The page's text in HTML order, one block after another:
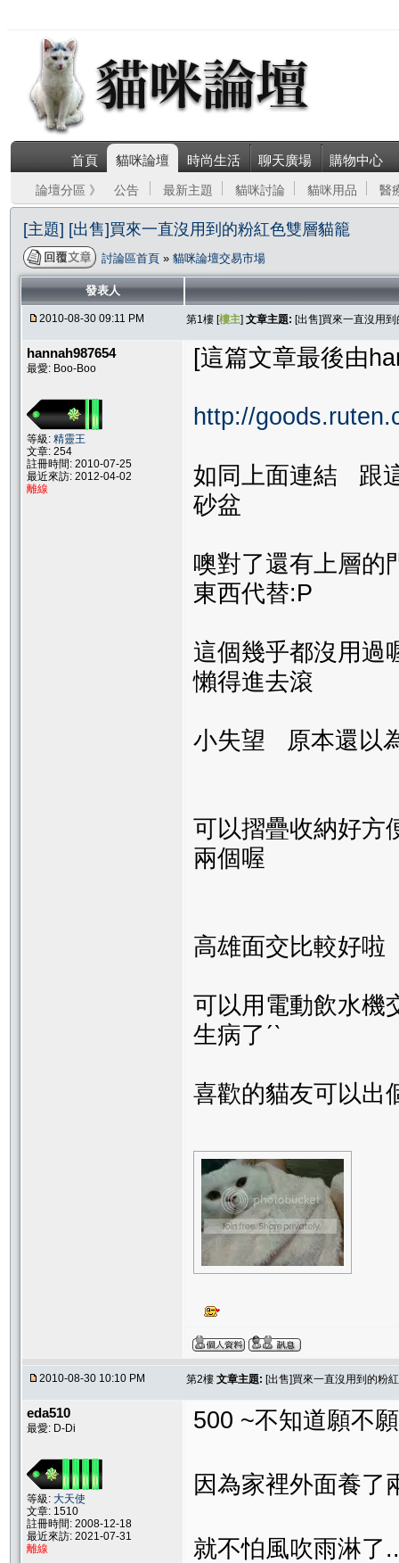
首頁 貓咪論壇 時尚生活 聊天廣場 購物中心
論壇分區 》 公告 最新主題 貓咪討論 貓咪用品 醫
[主題] [出售]買來一直沒用到的粉紅色雙層貓籠
討論區首頁 » 貓咪論壇交易市場
發表人
2010-08-30 09:11 PM 第1樓 [樓主] 文章主題: [出售]買來一直沒用
hannah987654
最愛: Boo-Boo
等級: 精靈王
文章: 254
註冊時間: 2010-07-25
最近來訪: 2012-04-02
離線
[這篇文章最後由
http://
如同上面連結 跟
砂盆
噢對了還有上層的
東西代替:P
這個幾乎都沒用
懶得進去滾
小失望 原本還以
可以摺疊收納好
兩個喔
高雄面交比較好
可以用電動飲水機
生病了ˊˋ
喜歡的貓友可以出
2010-08-30 10:10 PM 第2樓 文章主題: [出售]買來一直沒用到的粉
eda510
最愛: D-Di
等級: 大天使
文章: 1510
註冊時間: 2008-12-18
最近來訪: 2021-07-31
離線
500 ~不知道願不
因為家裡外面養了
就不怕風吹雨淋了